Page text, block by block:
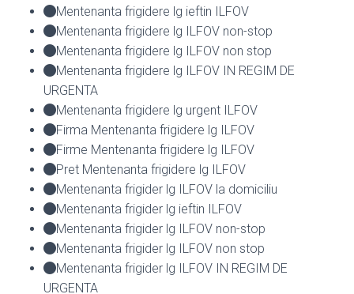
Mentenanta frigidere lg ieftin ILFOV
Mentenanta frigidere lg ILFOV non-stop
Mentenanta frigidere lg ILFOV non stop
Mentenanta frigidere lg ILFOV IN REGIM DE
URGENTA
Mentenanta frigidere lg urgent ILFOV
Firma Mentenanta frigidere lg ILFOV
Firme Mentenanta frigidere lg ILFOV
Pret Mentenanta frigidere lg ILFOV
Mentenanta frigider lg ILFOV la domiciliu
Mentenanta frigider lg ieftin ILFOV
Mentenanta frigider lg ILFOV non-stop
Mentenanta frigider lg ILFOV non stop
Mentenanta frigider lg ILFOV IN REGIM DE
URGENTA